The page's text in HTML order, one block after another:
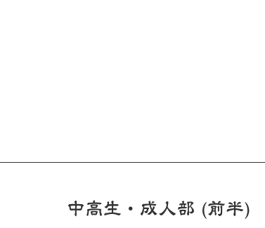
中高生・成人部 (前半)